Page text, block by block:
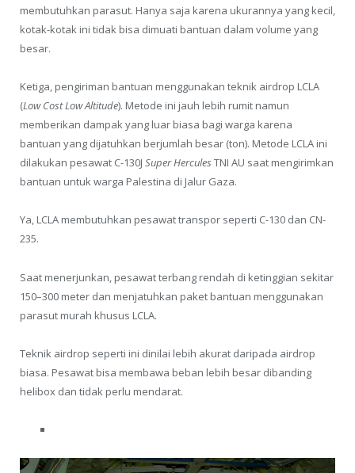
membutuhkan parasut. Hanya saja karena ukurannya yang kecil,
kotak-kotak ini tidak bisa dimuati bantuan dalam volume yang
besar.
Ketiga, pengiriman bantuan menggunakan teknik airdrop LCLA
(Low Cost Low Altitude). Metode ini jauh lebih rumit namun
memberikan dampak yang luar biasa bagi warga karena
bantuan yang dijatuhkan berjumlah besar (ton). Metode LCLA ini
dilakukan pesawat C-130J Super Hercules TNI AU saat mengirimkan
bantuan untuk warga Palestina di Jalur Gaza.
Ya, LCLA membutuhkan pesawat transpor seperti C-130 dan CN-
235.
Saat menerjunkan, pesawat terbang rendah di ketinggian sekitar
150–300 meter dan menjatuhkan paket bantuan menggunakan
parasut murah khusus LCLA.
Teknik airdrop seperti ini dinilai lebih akurat daripada airdrop
biasa. Pesawat bisa membawa beban lebih besar dibanding
helibox dan tidak perlu mendarat.